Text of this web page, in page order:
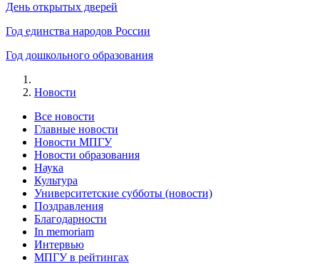
День открытых дверей
Год единства народов России
Год дошкольного образования
Новости
Все новости
Главные новости
Новости МПГУ
Новости образования
Наука
Культура
Университетские субботы (новости)
Поздравления
Благодарности
In memoriam
Интервью
МПГУ в рейтингах